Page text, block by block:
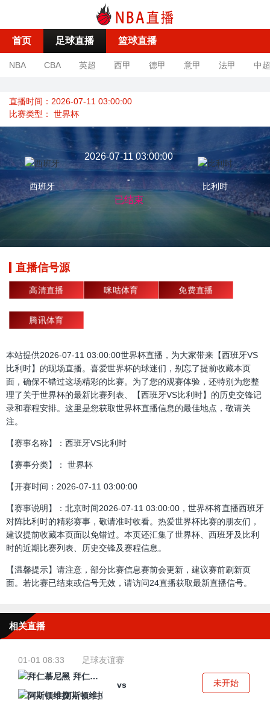
首页 足球直播 篮球直播
NBA CBA 英超 西甲 德甲 意甲 法甲 中超
直播时间：2026-07-11 03:00:00
比赛类型： 世界杯
西班牙
2026-07-11 03:00:00
-
已结束
比利时
直播信号源
高清直播 咪咕体育 免费直播
腾讯体育
本站提供2026-07-11 03:00:00世界杯直播，为大家带来【西班牙VS
比利时】的现场直播。喜爱世界杯的球迷们，别忘了提前收藏本页
面，确保不错过这场精彩的比赛。为了您的观赛体验，还特别为您整
理了关于世界杯的最新比赛列表、【西班牙VS比利时】的历史交锋记
录和赛程安排。这里是您获取世界杯直播信息的最佳地点，敬请关
注。
【赛事名称】：西班牙VS比利时
【赛事分类】： 世界杯
【开赛时间：2026-07-11 03:00:00
【赛事说明】：北京时间2026-07-11 03:00:00，世界杯将直播西班牙
对阵比利时的精彩赛事，敬请准时收看。热爱世界杯比赛的朋友们，
建议提前收藏本页面以免错过。本页还汇集了世界杯、西班牙及比利
时的近期比赛列表、历史交锋及赛程信息。
【温馨提示】请注意，部分比赛信息赛前会更新，建议赛前刷新页
面。若比赛已结束或信号无效，请访问24直播获取最新直播信号。
相关直播
01-01 08:33
足球友谊赛
拜仁慕尼黑
vs
阿斯顿维拉
未开始